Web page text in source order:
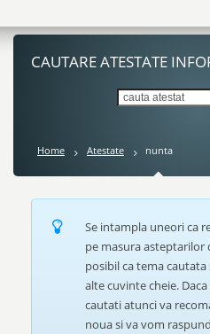
CAUTARE ATESTATE
Home Atestate nunta
Se intampla uneori ca
pe masura asteptarilor
posibil ca tema cautata
alte cuvinte cheie.
cautati atunci va
noua si va vom